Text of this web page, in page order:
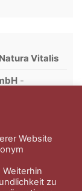
Natura Vitalis
-
Jahren.
Über uns
Website
zu